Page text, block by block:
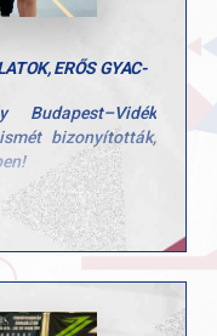
ERŐS GYAC-
bizonyították,